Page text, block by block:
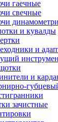
гаечные
свечные
и кувалды
и
и
зачистные